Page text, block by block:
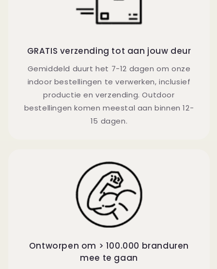
GRATIS verzending tot aan jouw deur
Gemiddeld duurt het 7-12 dagen om onze
indoor bestellingen te verwerken, inclusief
productie en verzending. Outdoor
bestellingen komen meestal aan binnen 12-
15 dagen.
Ontworpen om > 100.000 branduren
mee te gaan